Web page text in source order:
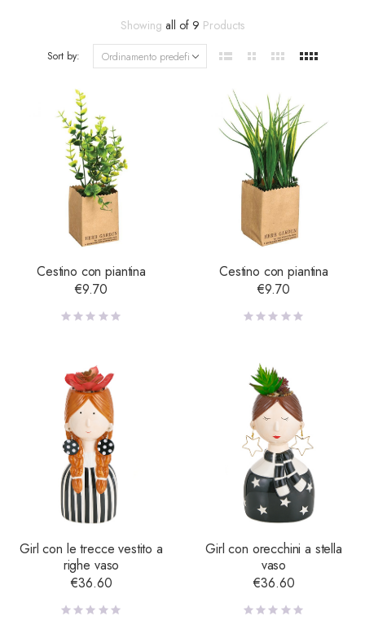
Showing all of 9 Products
Sort by:
Cestino con piantina
€9.70
Cestino con piantina
€9.70
Girl con le trecce vestito a
righe vaso
€36.60
Girl con orecchini a stella
vaso
€36.60